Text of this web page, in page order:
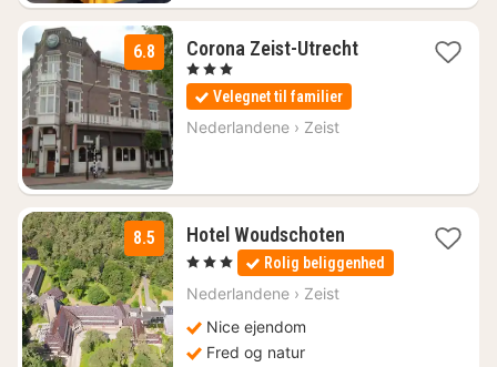
6.8 Corona Zeist-Utrecht1
, 3 Stjerner
Velegnet til familier
Nederlandene › Zeist
8.5 Hotel Woudschoten1
nat
fra
, 3 Stjerner Rolig beliggenhed
Nederlandene › Zeist
Nice ejendom
Fred og natur